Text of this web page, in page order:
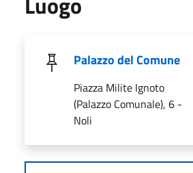
Palazzo del Comune
Piazza Milite Ignoto
(Palazzo Comunale), 6 -
Noli